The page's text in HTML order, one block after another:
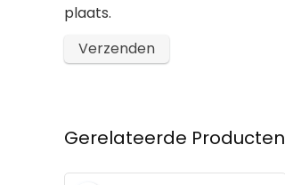
plaats.
Gerelateerde Producten